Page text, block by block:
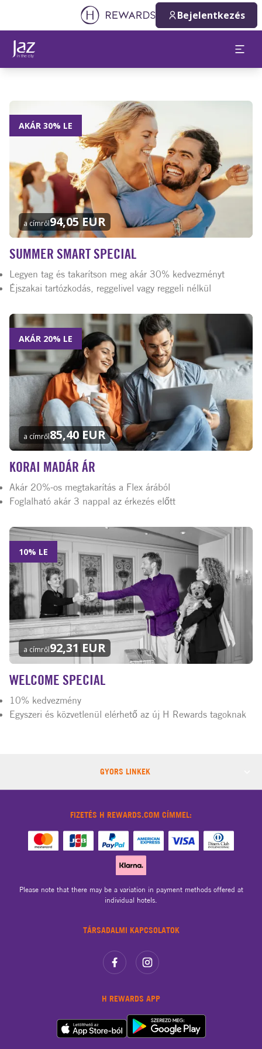
Bejelentkezés
AKÁR 30% LE
a címről94,05 EUR
SUMMER SMART SPECIAL
Legyen tag és takarítson meg akár 30% kedvezményt
Éjszakai tartózkodás, reggelivel vagy reggeli nélkül
AKÁR 20% LE
a címről85,40 EUR
KORAI MADÁR ÁR
Akár 20%-os megtakarítás a Flex árából
Foglalható akár 3 nappal az érkezés előtt
10% LE
a címről92,31 EUR
WELCOME SPECIAL
10% kedvezmény
Egyszeri és közvetlenül elérhető az új H Rewards tagoknak
GYORS LINKEK
TÁRSADALMI KAPCSOLATOK
H REWARDS APP
FIZETÉS H REWARDS.COM CÍMMEL:
Please note that there may be a variation in payment methods offered at
individual hotels.